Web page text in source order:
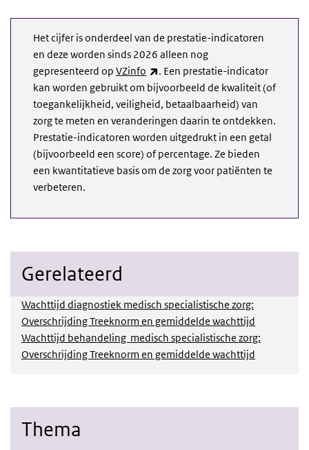
Het cijfer is onderdeel van de prestatie-indicatoren
en deze worden sinds 2026 alleen nog
gepresenteerd op VZinfo (externe link)
. Een prestatie-indicator
kan worden gebruikt om bijvoorbeeld de kwaliteit (of
toegankelijkheid, veiligheid, betaalbaarheid) van
zorg te meten en veranderingen daarin te ontdekken.
Prestatie-indicatoren worden uitgedrukt in een getal
(bijvoorbeeld een score) of percentage. Ze bieden
een kwantitatieve basis om de zorg voor patiënten te
verbeteren.
Gerelateerd
Wachttijd diagnostiek medisch specialistische zorg:
Overschrijding Treeknorm en gemiddelde wachttijd
Wachttijd behandeling medisch specialistische zorg:
Overschrijding Treeknorm en gemiddelde wachttijd
Thema